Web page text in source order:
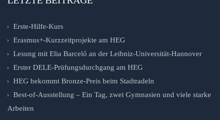
Erste-Hilfe-Kurs
Erasmus+-Kurzzeitprojekte am HEG
Lesung mit Elia Barceló an der Leibniz-Universität-Hannover
Erster DELE-Prüfungsdurchgang am HEG
HEG bekommt Bronze-Preis beim Stadtradeln
Best-of-Ausstellung – Ein Tag, zwei Gymnasien und viele starke
Arbeiten